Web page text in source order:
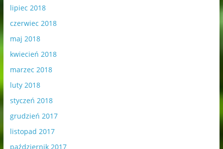
lipiec 2018
czerwiec 2018
maj 2018
kwiecień 2018
marzec 2018
luty 2018
styczeń 2018
grudzień 2017
listopad 2017
październik 2017